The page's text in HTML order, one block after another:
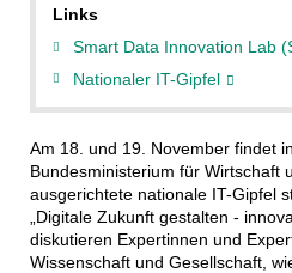
Links
Smart Data Innovation Lab
Nationaler IT-Gipfel
Am 18. und 19. November findet
Bundesministerium für Wirtschaft
ausgerichtete nationale IT-Gipfel
„Digitale Zukunft gestalten -
diskutieren Expertinnen und
Wissenschaft und Gesellschaft,